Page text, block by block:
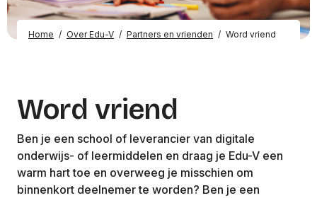
Home / Over Edu-V / Partners en vrienden / Word vriend
Word vriend
Ben je een school of leverancier van digitale
onderwijs- of leermiddelen en draag je Edu-V een
warm hart toe en overweeg je misschien om
binnenkort deelnemer te worden? Ben je een